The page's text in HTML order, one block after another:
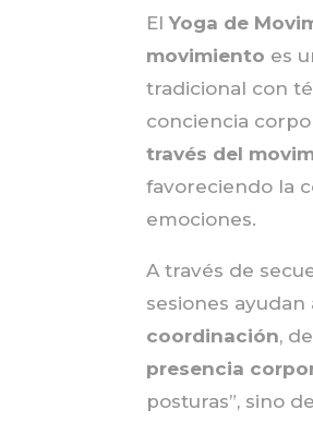
ElYoga de
movimiento es
tradicional con
conciencia
través del
favoreciendo la
emociones.
A través de
sesiones ayudan
coordinación,
presencia
posturas”, sino de